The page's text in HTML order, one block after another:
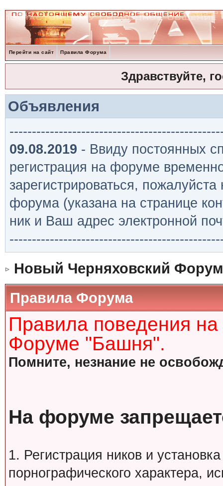
Перейти на сайт Правила Форума
Здравствуйте,
Объявления
09.08.2019 - Ввиду постоянных
регистрация на форуме
зарегистрироваться,
форума (указана на странице
ник и Ваш адрес электронной
Новый Черняховский Форум
Правила Форума
Правила поведения
Форуме "Башня".
Помните, незнание не
На форуме
1. Регистрация ников и
порнографического характера,